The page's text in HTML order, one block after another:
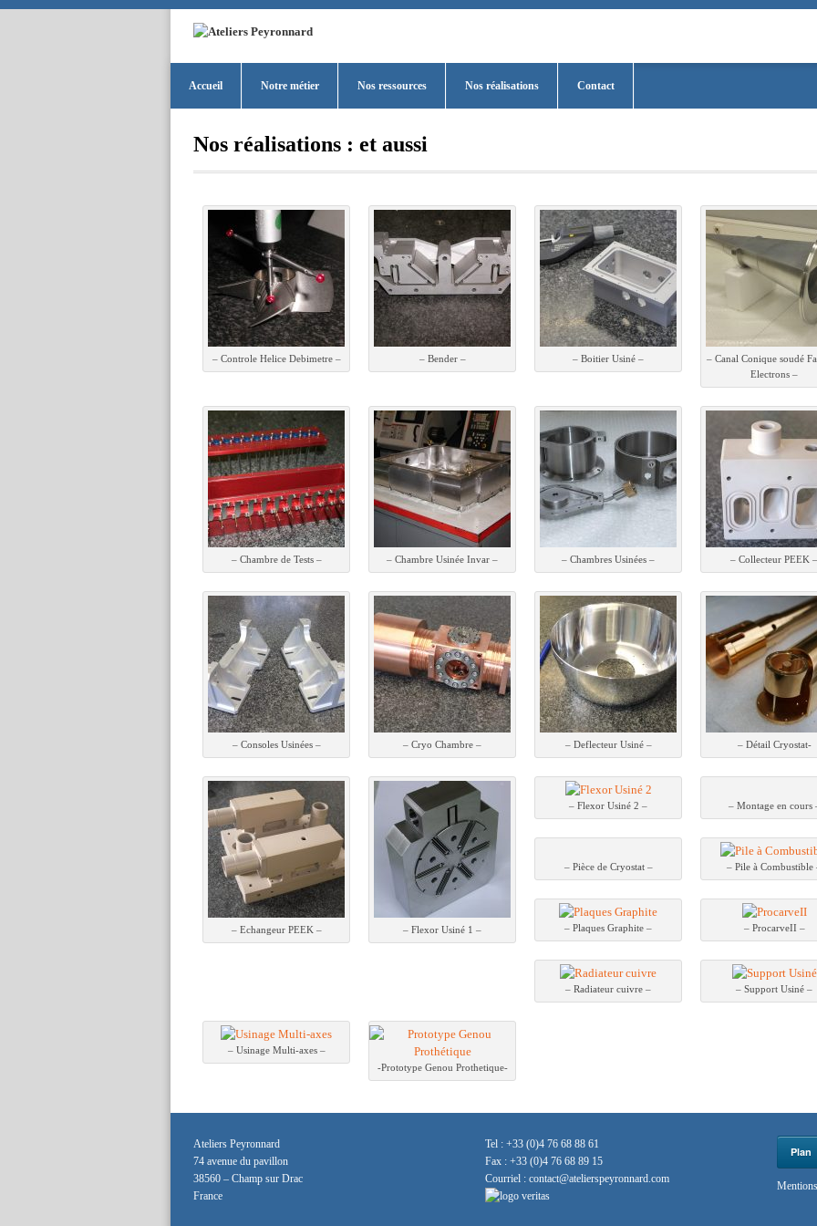
Accueil Notre métier Nos ressources Nos réalisations Contact
Nos réalisations : et aussi
– Controle Helice Debimetre – – Bender – – Boitier Usiné –
– Canal Conique soudé
Electrons –
– Chambre de Tests – – Chambre Usinée Invar – – Chambres Usinées – – Collecteur PEEK –
– Consoles Usinées – – Cryo Chambre – – Deflecteur Usiné – – Détail Cryostat-
– Echangeur PEEK – – Flexor Usiné 1 –
– Flexor Usiné 2 – – Montage en cours
– Pièce de Cryostat – – Pile à Combustible
– Plaques Graphite – – ProcarveII –
– Radiateur cuivre – – Support Usiné –
– Usinage Multi-axes –
-Prototype Genou Prothetique-
Ateliers Peyronnard
74 avenue du pavillon
38560 – Champ sur Drac
France
Tel : +33 (0)4 76 68 88 61
Fax : +33 (0)4 76 68 89 15
Courriel : contact@atelierspeyronnard.com
Plan